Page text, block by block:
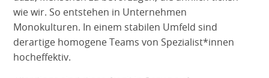
wie wir. So entstehen in Unternehmen
Monokulturen. In einem stabilen Umfeld sind
derartige homogene Teams von Spezialist*innen
hocheffektiv.